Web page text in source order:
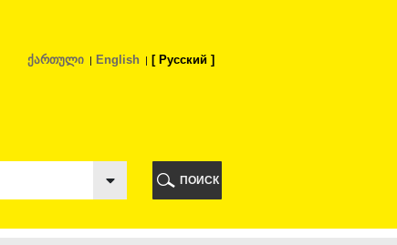
ქართული English Русский
ПОИСК